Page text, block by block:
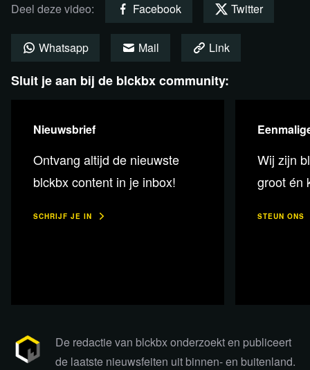
Als alternatief voor YouTube kunnen de today-
uitzendingen bekeken worden via het
Rumble-kanaal van
Deel deze video: Facebook Twitter
Whatsapp Mail Link
Sluit je aan bij de blckbx community:
Nieuwsbrief
Ontvang altijd de nieuwste
blckbx content in je inbox!
SCHRIJF JE IN
Wij zijn
groot én
STEUN ONS
De redactie van blckbx onderzoekt en publiceert
de laatste nieuwsfeiten uit binnen- en buitenland.